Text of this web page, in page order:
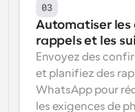
03
Automatiser les
rappels et les
Envoyez des
et planifiez des
WhatsApp pour
les exigences de